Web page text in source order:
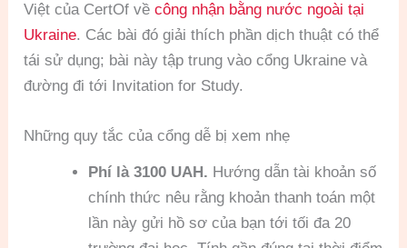
Việt của CertOf vềcông nhận bằng nước ngoài tại
Ukraine. Các bài đó giải thích phần dịch thuật có thể
tái sử dụng; bài này tập trung vào cổng Ukraine và
đường đi tới Invitation for Study.
Những quy tắc của cổng dễ bị xem nhẹ
Phí là 3100 UAH. Hướng dẫn tài khoản số
chính thức nêu rằng khoản thanh toán một
lần này gửi hồ sơ của bạn tới tối đa 20